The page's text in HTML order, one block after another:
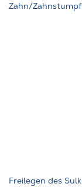
Zahn/Zahnstumpf
Freilegen des